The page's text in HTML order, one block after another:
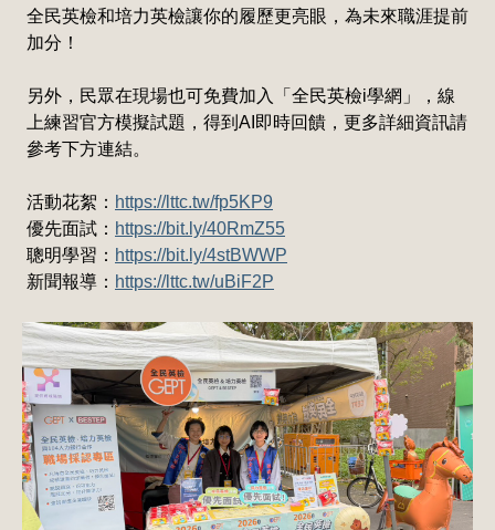
全民英檢和培力英檢讓你的履歷更亮眼，為未來職涯提前
加分！
另外，民眾在現場也可免費加入「全民英檢i學網」，線
上練習官方模擬試題，得到AI即時回饋，更多詳細資訊請
參考下方連結。
活動花絮： https://lttc.tw/fp5KP9
優先面試： https://bit.ly/40RmZ55
聰明學習： https://bit.ly/4stBWWP
新聞報導： https://lttc.tw/uBiF2P